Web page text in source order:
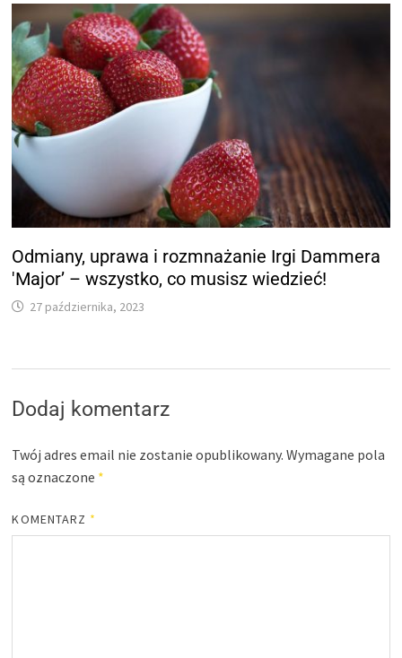
Odmiany, uprawa i rozmnażanie Irgi Dammera
'Major’ – wszystko, co musisz wiedzieć!
27 października, 2023
Dodaj komentarz
Twój adres email nie zostanie opublikowany. Wymagane pola
są oznaczone *
KOMENTARZ *